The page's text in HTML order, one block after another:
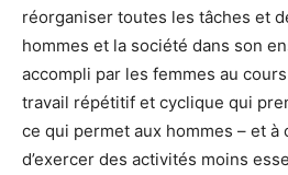
réorganiser toutes les tâches et
hommes et la société dans son
accompli par les femmes au cours
travail répétitif et cyclique qui
ce qui permet aux hommes – et à
d’exercer des activités moins